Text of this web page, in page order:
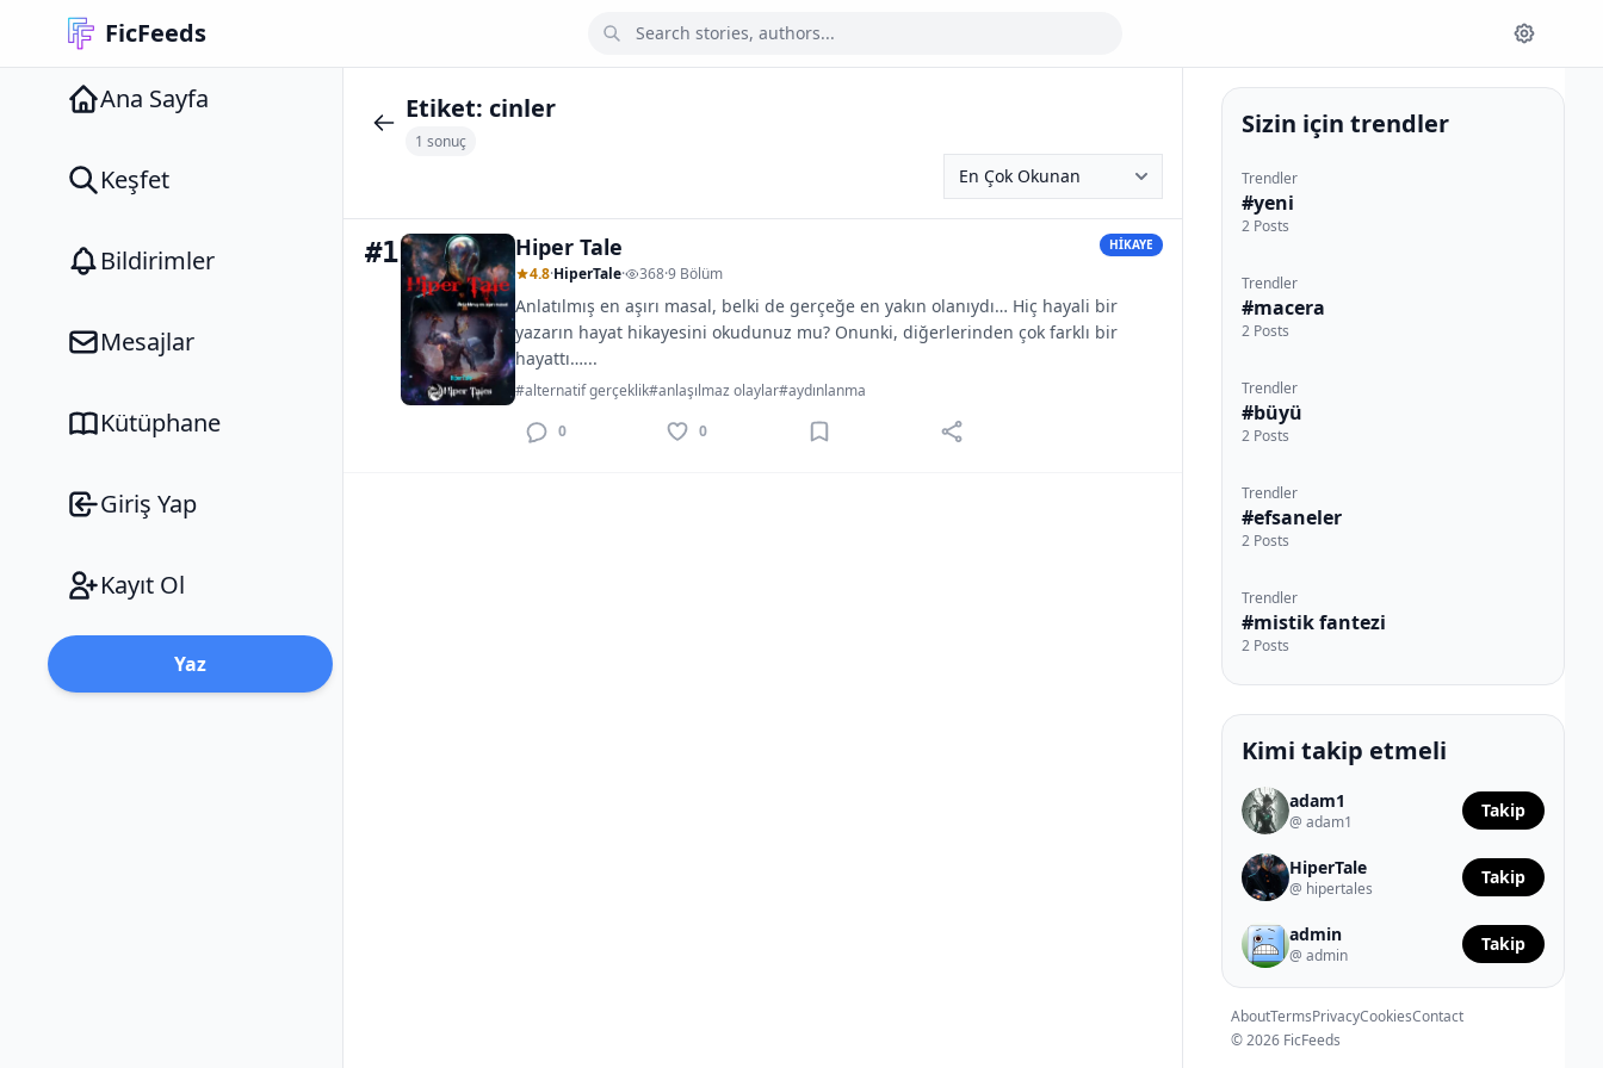
FicFeeds
Ana Sayfa
Keşfet
Bildirimler
Mesajlar
Kütüphane
Giriş Yap
Kayıt Ol
Yaz
Etiket: cinler
1 sonuç
#1 Hiper Tale HİKAYE
4.8·HiperTale· 368·9 Bölüm
Anlatılmış en aşırı masal, belki de gerçeğe en yakın olanıydı… Hiç hayali bir
yazarın hayat hikayesini okudunuz mu? Onunki, diğerlerinden çok farklı bir
hayattı…...
#alternatif gerçeklik#anlaşılmaz olaylar#aydınlanma
0
0
Sizin için trendler
Trendler
#yeni
2 Posts
Trendler
#macera
2 Posts
Trendler
#büyü
2 Posts
Trendler
#efsaneler
2 Posts
Trendler
#mistik fantezi
2 Posts
Kimi takip etmeli
adam1
@ adam1
Takip
HiperTale
@ hipertales
Takip
admin
@ admin
Takip
AboutTermsPrivacyCookiesContact
© 2026 FicFeeds